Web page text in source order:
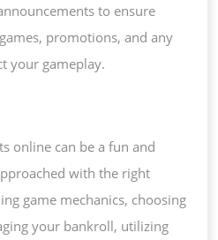
to ensure
promotions, and any
your gameplay.
online can be a fun and
with the right
game mechanics, choosing
your bankroll, utilizing